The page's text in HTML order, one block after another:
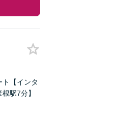
【インタ
駅7分】